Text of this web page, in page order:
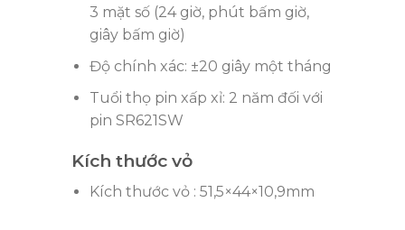
3 mặt số (24 giờ, phút bấm giờ,
giây bấm giờ)
Độ chính xác: ±20 giây một tháng
Tuổi thọ pin xấp xỉ: 2 năm đối với
pin SR621SW
Kích thước vỏ
Kích thước vỏ : 51,5×44×10,9mm